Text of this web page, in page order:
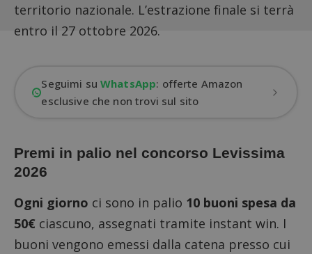
territorio nazionale. L’estrazione finale si terrà
entro il 27 ottobre 2026.
Seguimi suWhatsApp: offerte Amazon
esclusive che non trovi sul sito
Premi in palio nel concorso Levissima
2026
Ogni giorno ci sono in palio 10 buoni spesa da
50€ ciascuno, assegnati tramite instant win. I
buoni vengono emessi dalla catena presso cui